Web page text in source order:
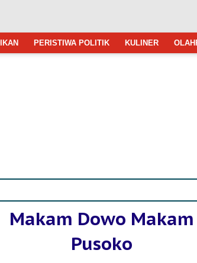
PERISTIWA POLITIK KULINER
Makam Dowo Makam
Pusoko